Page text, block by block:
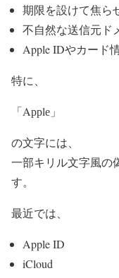
期限を設けて焦ら
不自然な送信元ド
Apple IDやカード
特に、
「Aррlе」
の文字には、
一部キリル文字風の
す。
最近では、
Apple ID
iCloud